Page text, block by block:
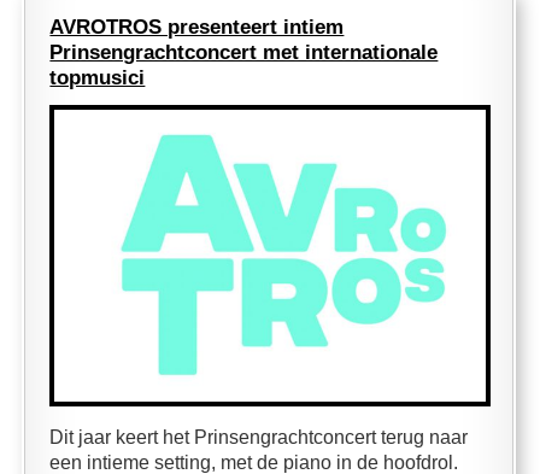
AVROTROS presenteert intiem
Prinsengrachtconcert met internationale
topmusici
Dit jaar keert het Prinsengrachtconcert terug naar
een intieme setting, met de piano in de hoofdrol.